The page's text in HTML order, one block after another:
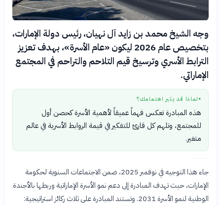
وجه الشيخ محمد بن زايد آل نهيان، رئيس دولة الإمارات،
بتخصيص عام 2026 ليكون «عام الأسرة»، بهدف تعزيز
الترابط الأسري وترسيخ قيم التلاحم والتراحم في المجتمع
الإماراتي.
● لماذا قد يثير اهتمامك؟
هذه المبادرة تعكس فهماً عميقاً لأهمية الأسرة كحصن أول
للمجتمع، وتلهم كل قارئ للتفكير في قيمة الروابط الأسرية في عالم
متغير.
جاء هذا التوجيه في نوفمبر 2025، ضمن الاجتماعات السنوية لحكومة
الإمارات، حيث تهدف المبادرة إلى دعم نمو الأسرة الإماراتية وربطها بالأجندة
الوطنية لنمو الأسرة 2031. وتستند المبادرة على ثلاث ركائز استراتيجية: